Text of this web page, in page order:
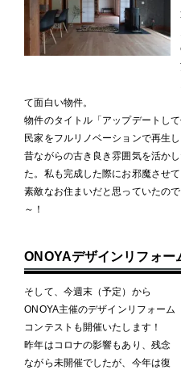
て面白い物件。
物件のタイトル「アップデートし
民家をフルリノベーションで再生し
昔ながらの古き良き雰囲気を活か
た。私も完成した際にお邪魔させ
素敵なお住まいだと思っていたの
～！
ONOYAデザインリフォー
そして、今週末（予定）から
ONOYA主催のデザインリフォーム
コンテストも開催いたします！
昨年はコロナの影響もあり、残念
ながら未開催でしたが、今年は復